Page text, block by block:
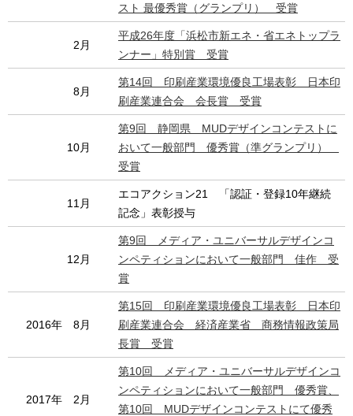
スト 最優秀賞（グランプリ） 受賞
2月
平成26年度「浜松市新エネ・省エネトップラ
ンナー」特別賞 受賞
8月
第14回 印刷産業環境優良工場表彰 日本印
刷産業連合会 会長賞 受賞
10月
第9回 静岡県 MUDデザインコンテストに
おいて一般部門 優秀賞（準グランプリ）
受賞
11月
エコアクション21 「認証・登録10年継続
記念」表彰授与
12月
第9回 メディア・ユニバーサルデザインコ
ンペティションにおいて一般部門 佳作 受
賞
2016年 8月
第15回 印刷産業環境優良工場表彰 日本印
刷産業連合会 経済産業省 商務情報政策局
長賞 受賞
2017年 2月
第10回 メディア・ユニバーサルデザインコ
ンペティションにおいて一般部門 優秀賞、
第10回 MUDデザインコンテストにて優秀